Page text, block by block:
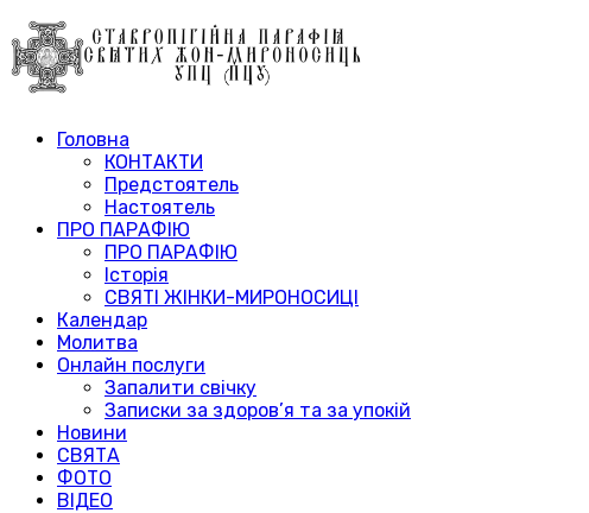
Головна
КОНТАКТИ
Предстоятель
Настоятель
ПРО ПАРАФІЮ
ПРО ПАРАФІЮ
Історія
СВЯТІ ЖІНКИ-МИРОНОСИЦІ
Календар
Молитва
Онлайн послуги
Запалити свічку
Записки за здоров’я та за упокій
Новини
СВЯТА
ФОТО
ВІДЕО